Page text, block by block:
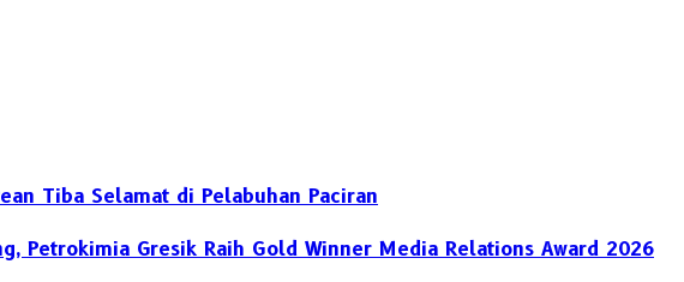
Tiba Selamat di Pelabuhan Paciran
Petrokimia Gresik Raih Gold Winner Media Relations Award 2026